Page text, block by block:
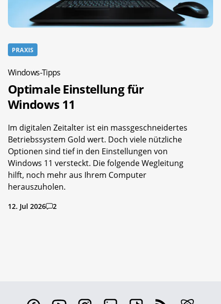
PRAXIS
Windows-Tipps
Optimale Einstellung für
Windows 11
Im digitalen Zeitalter ist ein massgeschneidertes
Betriebssystem Gold wert. Doch viele nützliche
Optionen sind tief in den Einstellungen von
Windows 11 versteckt. Die folgende Wegleitung
hilft, noch mehr aus Ihrem Computer
herauszuholen.
12. Jul 2026 2